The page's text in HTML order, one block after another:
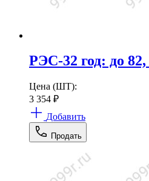
РЭС-32 год: до
Цена (ШТ):
3 354 ₽
Добавить
Продать